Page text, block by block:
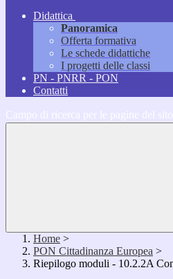
Didattica
Panoramica
Offerta formativa
Le schede didattiche
I progetti delle classi
PN - PNRR - PON
Contatti
Home >
PON Cittadinanza Europea >
Riepilogo moduli - 10.2.2A